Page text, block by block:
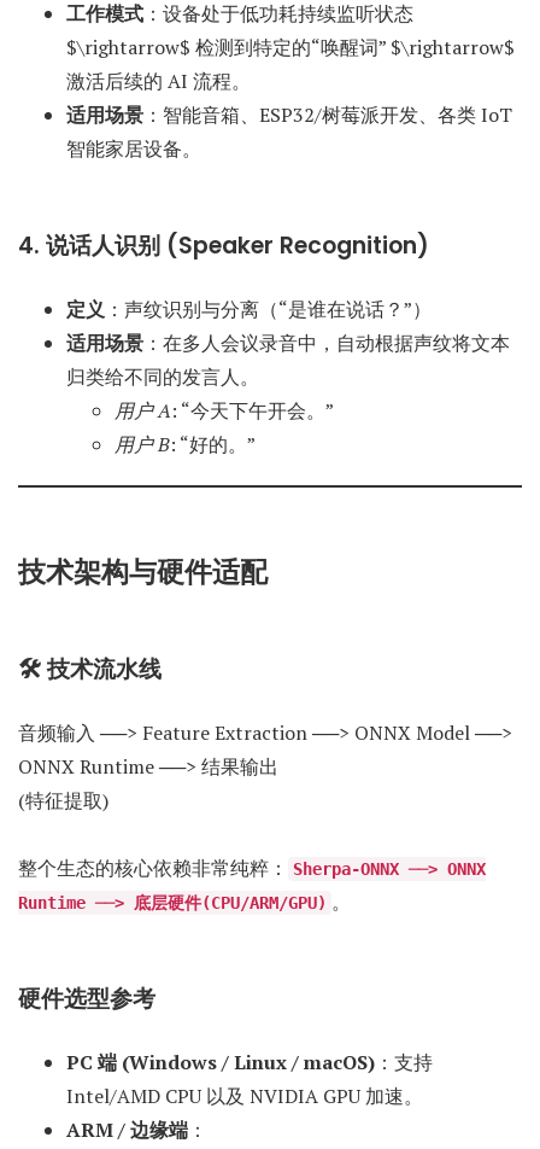
工作模式 ：设备处于低功耗持续监听状态
$\rightarrow$ 检测到特定的“唤醒词” $\rightarrow$
激活后续的 AI 流程。
适用场景 ：智能音箱、ESP32/树莓派开发、各类 IoT
智能家居设备。
4. 说话人识别 (Speaker Recognition)
定义 ：声纹识别与分离（“是谁在说话？”）
适用场景 ：在多人会议录音中，自动根据声纹将文本
归类给不同的发言人。
用户 A: “今天下午开会。”
用户 B: “好的。”
技术架构与硬件适配
🛠 技术流水线
音频输入 ──> Feature Extraction ──> ONNX Model ──>
ONNX Runtime ──> 结果输出
(特征提取)
整个生态的核心依赖非常纯粹：
Sherpa-ONNX ──> ONNX
Runtime ──> 底层硬件(CPU/ARM/GPU) 。
硬件选型参考
PC 端 (Windows / Linux / macOS) ：支持
Intel/AMD CPU 以及 NVIDIA GPU 加速。
ARM / 边缘端 ：